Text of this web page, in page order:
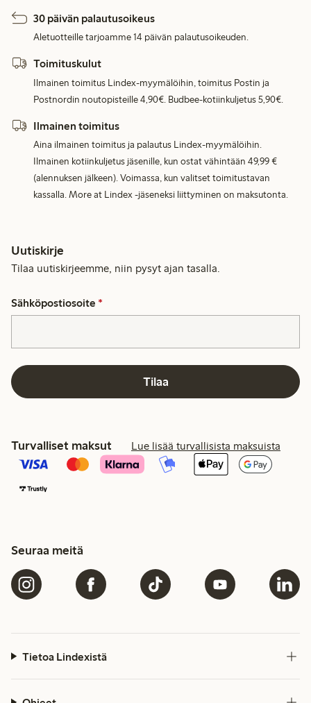
30 päivän palautusoikeus
Aletuotteille tarjoamme 14 päivän palautusoikeuden.
Toimituskulut
Ilmainen toimitus Lindex-myymälöihin, toimitus Postin ja
Postnordin noutopisteille 4,90€. Budbee-kotiinkuljetus 5,90€.
Ilmainen toimitus
Aina ilmainen toimitus ja palautus Lindex-myymälöihin.
Ilmainen kotiinkuljetus jäsenille, kun ostat vähintään 49,99 €
(alennuksen jälkeen). Voimassa, kun valitset toimitustavan
kassalla. More at Lindex -jäseneksi liittyminen on maksutonta.
Uutiskirje
Tilaa uutiskirjeemme, niin pysyt ajan tasalla.
Sähköpostiosoite *
Tilaa
Turvalliset maksut Lue lisää turvallisista maksuista
Seuraa meitä
Tietoa Lindexistä